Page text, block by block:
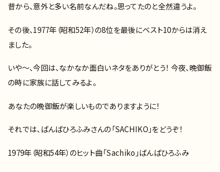
昔から、意外と多い名前なんだね。思ってたのと全然違うよ。
その後、1977年（昭和52年）の8位を最後にベスト10からは消え
ました。
いや～、今回は、なかなか面白いネタをありがとう！ 今夜、晩御飯
の時に家族に話してみるよ。
あなたの晩御飯が楽しいものでありますように！
それでは、ばんばひろふみさんの「SACHIKO」をどうぞ！
1979年（昭和54年）のヒット曲「Sachiko」ばんばひろふみ